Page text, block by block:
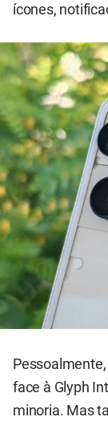
ícones,
face à Glyph
minoria. Mas